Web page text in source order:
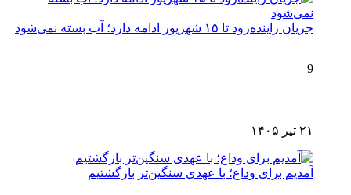
جریان زاینده‌رود تا ۱۵ شهریور ادامه دارد؛ آب بسته نمی‌شود
9
۲۱ تیر ۱۴۰۵
آمدیم برای وداع؛ با عهدی سنگین‌تر بازگشتیم